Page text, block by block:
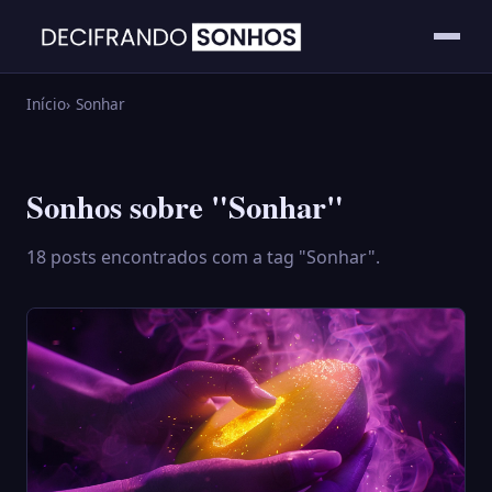
Início Sonhar
Sonhos sobre "Sonhar"
18 posts encontrados com a tag "Sonhar".